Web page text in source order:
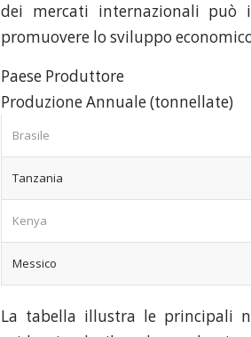
dei mercati internazionali può
promuovere lo sviluppo
Paese Produttore
Produzione Annuale (tonnellate)
Brasile
Tanzania
Kenya
Messico
La tabella illustra le principali